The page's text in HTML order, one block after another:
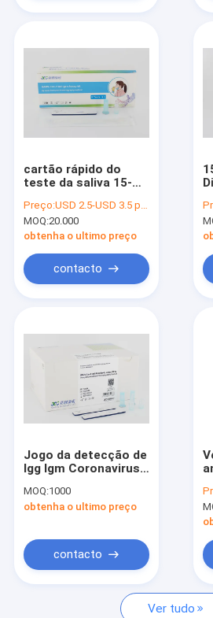
Casa
Controle da qualidade
Contacte-nos
Peça umas citações
Jogo rápido do teste de Covid 19
Jogo rápido combinado do teste
Jogo do teste da inflamação
Jogos do teste da hormona
Analisador da imunofluorescência
cartão rápido do
teste da saliva 15-
rápido do teste do
AG de 5pcs IVD
Preço:USD 2.5-USD 3.5 per test
MOQ:20.000
obtenha o ultimo preço
contacto
Jogo da detecção de
Igg Igm Coronavirus,
Immunofluorescent
do anticorpo do CE
MOQ:1000
obtenha o ultimo preço
contacto
Ver tudo